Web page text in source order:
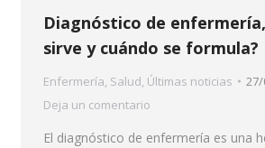
Diagnóstico de
sirve y cuándo se formula?
Enfermería, Salud, Últimas noticias
Deja un comentario
El diagnóstico de enfermería es una